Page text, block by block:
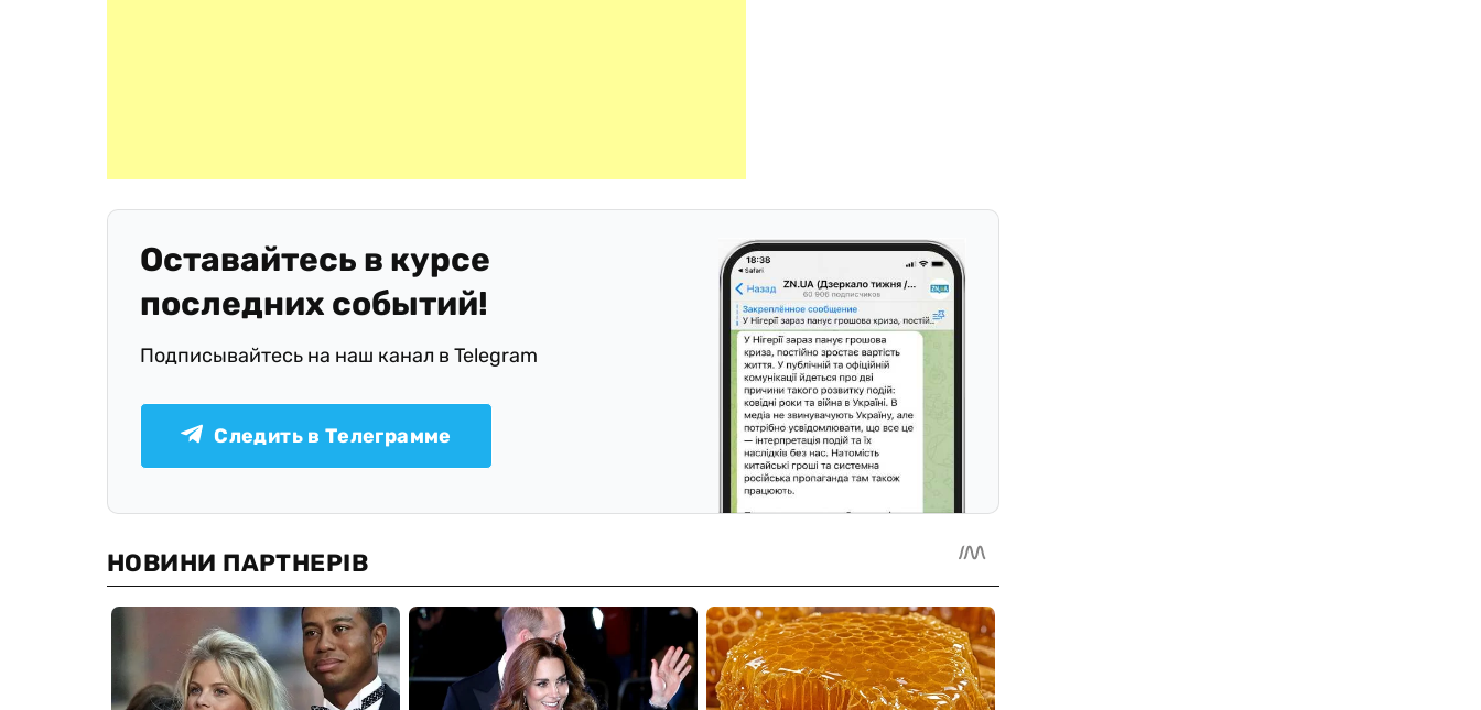
Оставайтесь в курсе
последних событий!
Подписывайтесь на наш канал в Telegram
Следить в Телеграмме